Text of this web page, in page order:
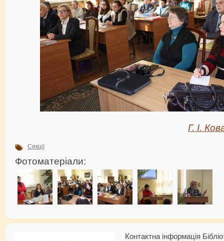
Г. І.
Секції
Фотоматеріали:
Контактна інформація